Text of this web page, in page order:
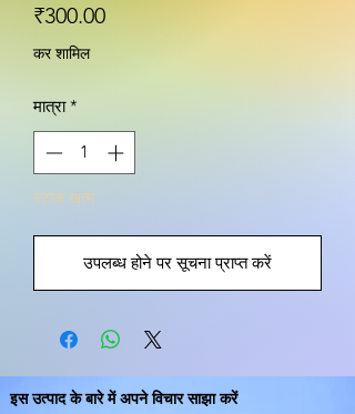
₹300.00मूल्य
कर शामिल
मात्रा *
स्टाक खत्म
उपलब्ध होने पर सूचना प्राप्त करें
इस उत्पाद के बारे में अपने विचार साझा करें